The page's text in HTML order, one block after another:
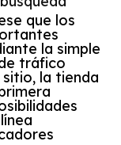
que los
la simple
tráfico
la tienda